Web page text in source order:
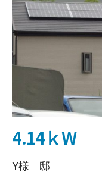
4.14ｋW
Y様 邸